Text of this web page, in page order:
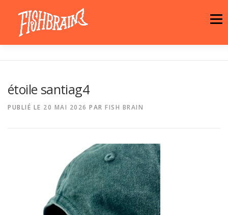
contenu
Menu
LA BOUTIQUE
étoile santiag4
PUBLIÉ LE 20 MAI 2026 PAR FISH BRAIN